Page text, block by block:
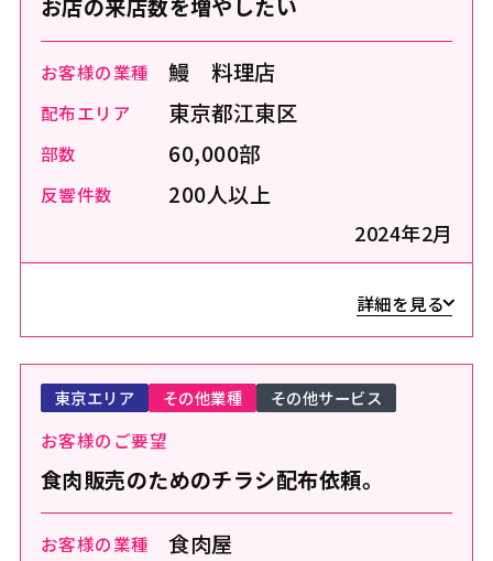
お店の来店数を増やしたい
お客様の業種 鰻 料理店
配布エリア 東京都江東区
部数 60,000部
反響件数 200人以上
2024年2月
詳細を見る
お客様のご要望
食肉販売のためのチラシ配布依頼。
お客様の業種 食肉屋
東京エリア その他業種 その他サービス